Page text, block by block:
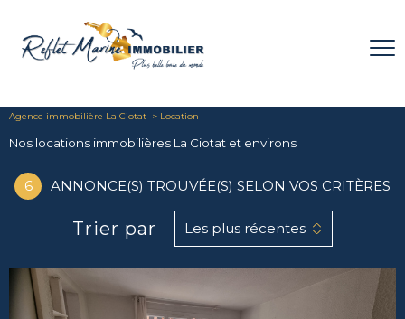
Agence immobilière La Ciotat Location
Nos locations immobilières La Ciotat et environs
6 ANNONCE(S) TROUVÉE(S) SELON VOS CRITÈRES
Trier par Les plus récentes